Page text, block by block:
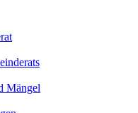
Mängel